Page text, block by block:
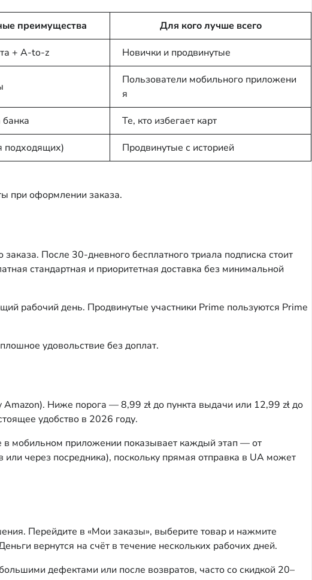
преимущества Для кого лучше всего
+ A-to-z Новички и продвинутые
Пользователи мобильного приложени
я
Те, кто избегает карт
подходящих) Продвинутые с историей
при оформлении заказа.
После 30-дневного бесплатного триала подписка стоит
стандартная и приоритетная доставка без минимальной
рабочий день. Продвинутые участники Prime пользуются Prime
удовольствие без доплат.
Ниже порога — 8,99 zł до пункта выдачи или 12,99 zł до
удобство в 2026 году.
в мобильном приложении показывает каждый этап — от
или через посредника), поскольку прямая отправка в UA может
Перейдите в «Мои заказы», выберите товар и нажмите
вернутся на счёт в течение нескольких рабочих дней.
дефектами или после возвратов, часто со скидкой 20–